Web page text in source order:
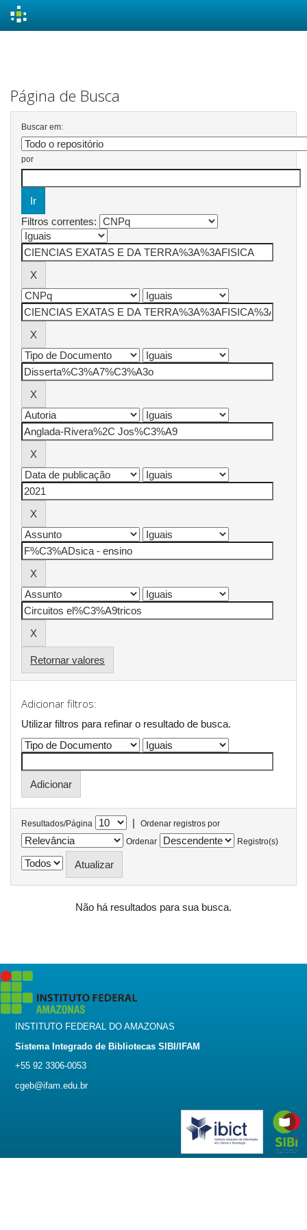
Página de Busca
Buscar em:
por
Filtros correntes:
Retornar valores
Adicionar filtros:
Utilizar filtros para refinar o resultado de busca.
Resultados/Página |
Ordenar registros por
Ordenar
Registro(s)
Não há resultados para sua busca.
INSTITUTO FEDERAL DO AMAZONAS
Sistema Integrado de Bibliotecas SIBI/IFAM
+55 92 3306-0053
cgeb@ifam.edu.br